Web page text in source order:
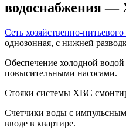
водоснабжения —
Сеть хозяйственно-
однозонная, с нижней
Обеспечение холодной
повысительными насосами.
Стояки системы ХВС
Счетчики воды с
вводе в квартире.